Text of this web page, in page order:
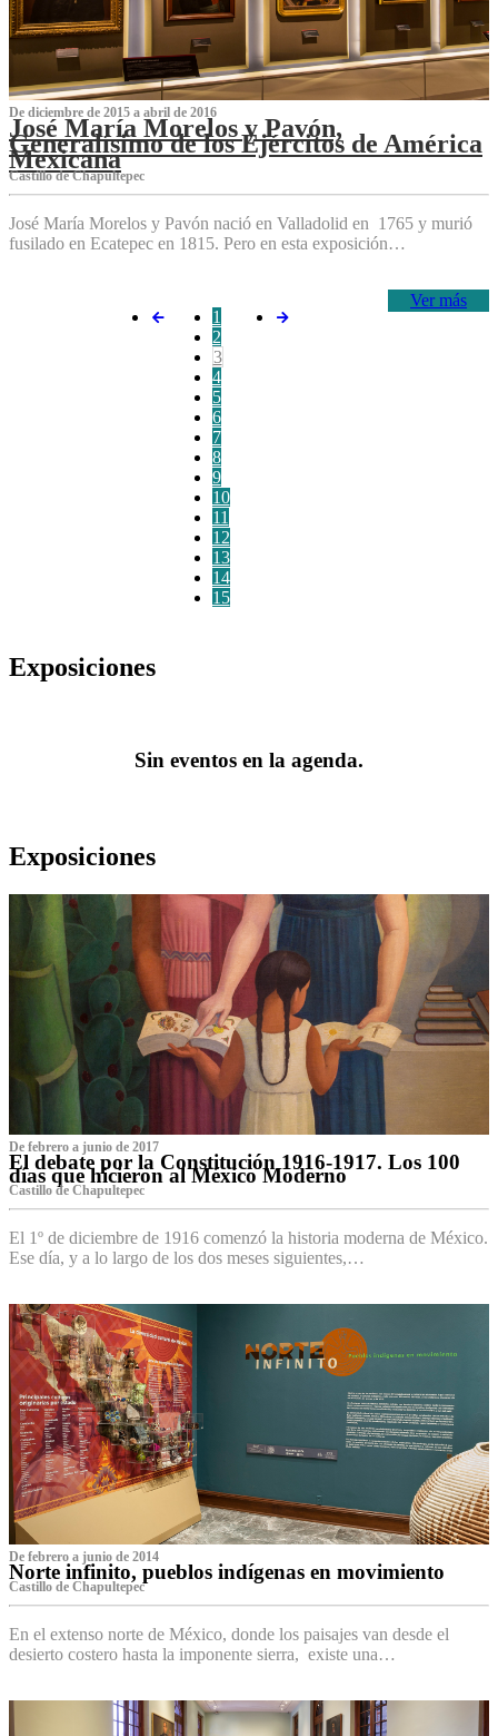
De diciembre de 2015 a abril de 2016
José María Morelos y Pavón,
Generalísimo de los Ejércitos de América
Mexicana
C‌astillo de Chapultepec
José María Morelos y Pavón nació en Valladolid en 1765 y murió
fusilado en Ecatepec en 1815. Pero en esta exposición…
Ver más
1
2
3
4
5
6
7
8
9
10
11
12
13
14
15
Exposiciones
Sin eventos en la agenda.
Exposiciones
De febrero a junio de 2017
El debate por la Constitución 1916-1917. Los 100
días que hicieron al México Moderno
Castillo de Chapultepec
El 1º de diciembre de 1916 comenzó la historia moderna de México.
Ese día, y a lo largo de los dos meses siguientes,…
De febrero a junio de 2014
Norte infinito, pueblos indígenas en movimiento
Castillo de Chapultepec
En el extenso norte de México, donde los paisajes van desde el
desierto costero hasta la imponente sierra, existe una…